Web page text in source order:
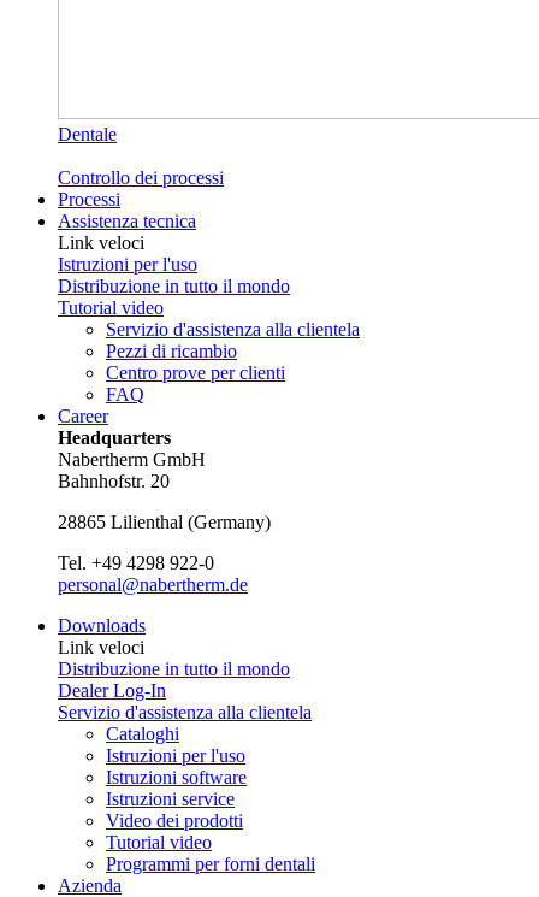
Dentale
Controllo dei processi
Processi
Assistenza tecnica
Link veloci
Istruzioni per l'uso
Distribuzione in tutto il mondo
Tutorial video
Servizio d'assistenza alla clientela
Pezzi di ricambio
Centro prove per clienti
FAQ
Career
Headquarters
Nabertherm GmbH
Bahnhofstr. 20
28865 Lilienthal (Germany)
Tel. +49 4298 922-0
personal@nabertherm.de
Downloads
Link veloci
Distribuzione in tutto il mondo
Dealer Log-In
Servizio d'assistenza alla clientela
Cataloghi
Istruzioni per l'uso
Istruzioni software
Istruzioni service
Video dei prodotti
Tutorial video
Programmi per forni dentali
Azienda